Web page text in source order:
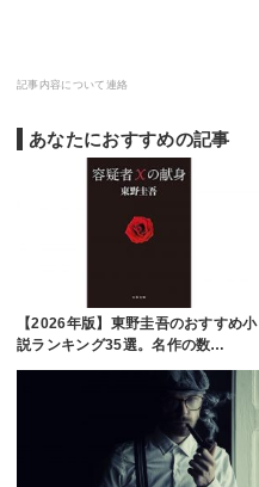
記事内容について連絡
あなたにおすすめの記事
【2026年版】東野圭吾のおすすめ小
説ランキング35選。名作の数…